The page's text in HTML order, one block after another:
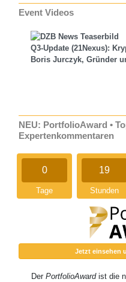
Event Videos
Q3-Update (21Nexus):
Boris Jurczyk, Gründer
NEU: PortfolioAward •
Expertenkommentaren
0
Tage
19
Stunden
Jetzt einsehen
Der PortfolioAwardist die